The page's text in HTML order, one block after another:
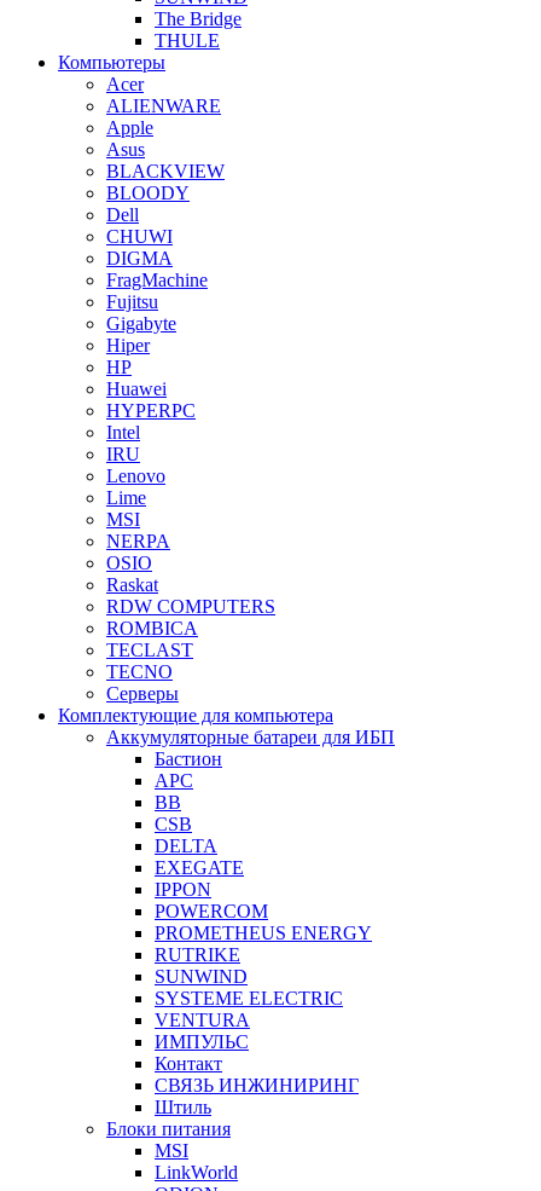
The Bridge
THULE
Компьютеры
Acer
ALIENWARE
Apple
Asus
BLACKVIEW
BLOODY
Dell
CHUWI
DIGMA
FragMachine
Fujitsu
Gigabyte
Hiper
HP
Huawei
HYPERPC
Intel
IRU
Lenovo
Lime
MSI
NERPA
OSIO
Raskat
RDW COMPUTERS
ROMBICA
TECLAST
TECNO
Серверы
Комплектующие для компьютера
Аккумуляторные батареи для ИБП
Бастион
APC
BB
CSB
DELTA
EXEGATE
IPPON
POWERCOM
PROMETHEUS ENERGY
RUTRIKE
SUNWIND
SYSTEME ELECTRIC
VENTURA
ИМПУЛЬС
Контакт
СВЯЗЬ ИНЖИНИРИНГ
Штиль
Блоки питания
MSI
LinkWorld